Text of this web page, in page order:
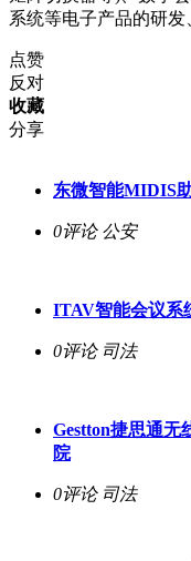
系统等电子产品的研发
点赞
反对
收藏
分享
东微智能MIDIS
0评论公安
ITAV智能会议系
0评论司法
Gestton捷思通无
院
0评论司法